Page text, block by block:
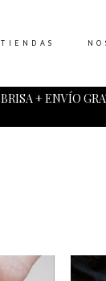
+ ENVÍO
TIENDAS